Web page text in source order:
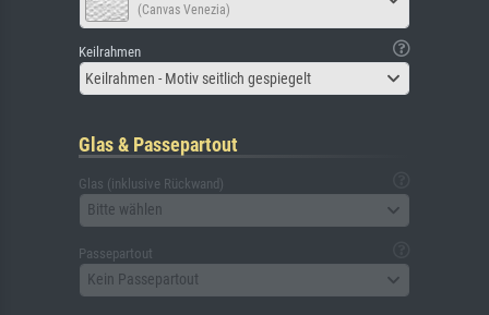
(Canvas Venezia)
Keilrahmen
Keilrahmen - Motiv seitlich gespiegelt
Glas & Passepartout
Glas (inklusive Rückwand)
Bitte wählen
Passepartout
Kein Passepartout